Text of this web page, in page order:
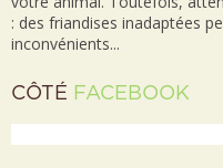
: des friandises inadaptées
inconvénients...
CÔTÉ FACEBOOK